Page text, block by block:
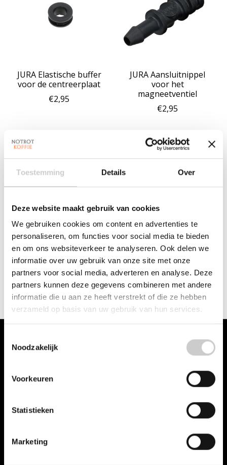
Toestemming Details Over
Deze website maakt gebruik van cookies
We gebruiken cookies om content en advertenties te
personaliseren, om functies voor social media te bieden
en om ons websiteverkeer te analyseren. Ook delen we
informatie over uw gebruik van onze site met onze
partners voor social media, adverteren en analyse. Deze
partners kunnen deze gegevens combineren met andere
informatie die u aan ze heeft verstrekt of die ze hebben
verzameld op basis van uw gebruik van hun services.
Noodzakelijk
Voorkeuren
Statistieken
Marketing
JURA Elastische buffer
voor de centreerplaat
€2,95
JURA Aansluitnippel
voor het
magneetventiel
€2,95
JURA Impressa F-serie
thermoblocksensor
>2012
€19,95
JURA 4-polige
connector met
thermosensor
(F7/F8/F9)
€24,95
Hier vindt u vele JURA onderdelen voor uw JURA machine. Kies uw
JURA via het menu Series of maak uw keuze via Onderdelen.
Series